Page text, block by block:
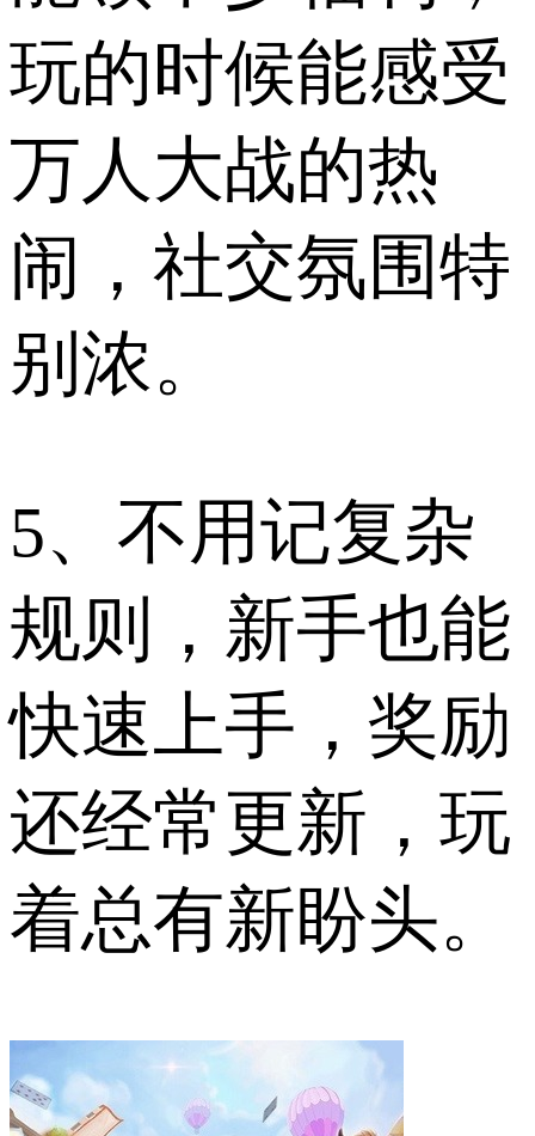
玩的时候能感受
万人大战的热
闹，社交氛围特
别浓。​
5、不用记复杂
规则，新手也能
快速上手，奖励
还经常更新，玩
着总有新盼头。​